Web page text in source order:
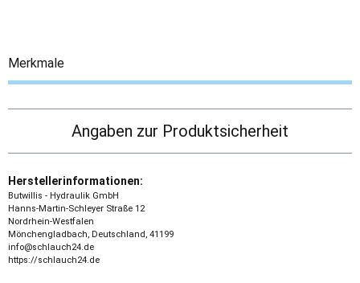
Merkmale
Angaben zur Produktsicherheit
Herstellerinformationen:
Butwillis - Hydraulik GmbH
Hanns-Martin-Schleyer Straße 12
Nordrhein-Westfalen
Mönchengladbach, Deutschland, 41199
info@schlauch24.de
https://schlauch24.de